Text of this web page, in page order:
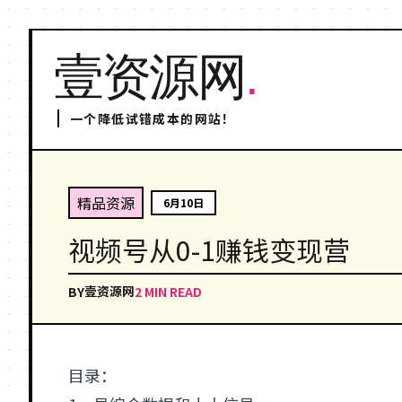
壹资源网.
一个降低试错成本的网站！
精品资源 6月10日
视频号从0-1赚钱变现营
BY壹资源网2 MIN READ
目录：